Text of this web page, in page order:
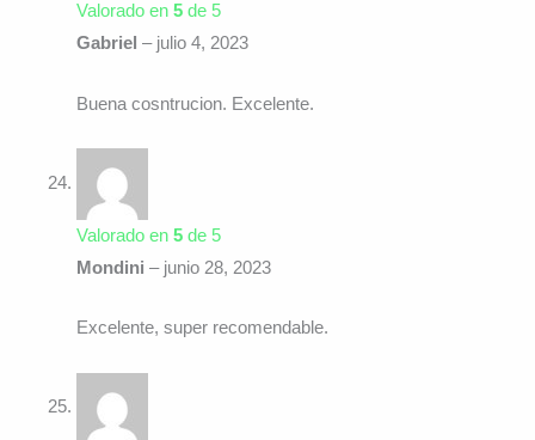
Valorado en 5de 5
Gabriel – julio 4, 2023
Buena cosntrucion. Excelente.
Valorado en 5de 5
Mondini – junio 28, 2023
Excelente, super recomendable.